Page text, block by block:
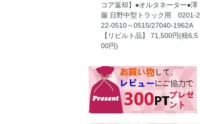
コア返却】●オルタネーター●澤
藤 日野中型トラック用 0201-2
22-0510～0515/27040-1962A
【リビルト品】 71,500円(税6,5
00円)